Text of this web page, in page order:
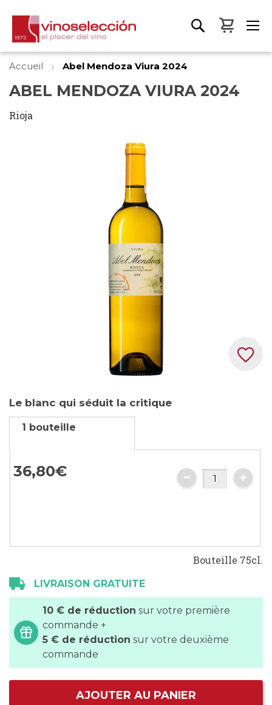
Mon
Accueil Abel Mendoza Viura 2024
ABEL MENDOZA VIURA 2024
Rioja
to
the
of
the
images
Le blanc qui séduit la critique
1 bouteille
36,80€
Bouteille 75cl.
LIVRAISON GRATUITE
10 € de réduction sur votre première
commande +
5 € de réduction sur votre deuxième
commande
AJOUTER AU PANIER